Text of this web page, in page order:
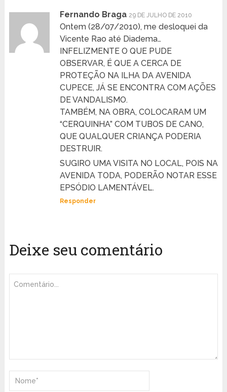
Fernando Braga 29 DE JULHO DE 2010
Ontem (28/07/2010), me desloquei da
Vicente Rao até Diadema…
INFELIZMENTE O QUE PUDE
OBSERVAR, É QUE A CERCA DE
PROTEÇÃO NA ILHA DA AVENIDA
CUPECE, JÁ SE ENCONTRA COM AÇÕES
DE VANDALISMO.
TAMBÉM, NA OBRA, COLOCARAM UM
“CERQUINHA” COM TUBOS DE CANO,
QUE QUALQUER CRIANÇA PODERIA
DESTRUIR.
SUGIRO UMA VISITA NO LOCAL, POIS NA
AVENIDA TODA, PODERÃO NOTAR ESSE
EPSÓDIO LAMENTÁVEL.
Responder
Deixe seu comentário